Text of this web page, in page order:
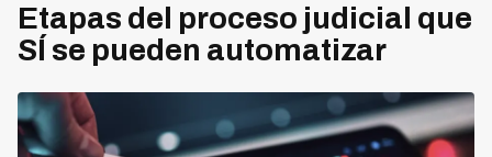
Etapas del proceso judicial que
SÍ se pueden automatizar